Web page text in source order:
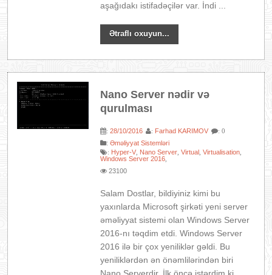
aşağıdakı istifadəçilər var. İndi ...
Ətraflı oxuyun...
Nano Server nədir və
qurulması
:28/10/2016 : Farhad KARIMOV : 0
:Əməliyyat Sistemləri
: Hyper-V Nano Server ,Virtual ,Virtualisation
Windows Server 2016
23100
Salam Dostlar, bildiyiniz kimi bu
yaxınlarda Microsoft şirkəti yeni server
əməliyyat sistemi olan Windows Server
2016-nı təqdim etdi. Windows Server
2016 ilə bir çox yeniliklər gəldi. Bu
yeniliklərdən ən önəmlilərindən biri